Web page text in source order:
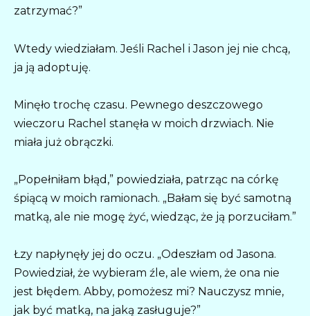
zatrzymać?”
Wtedy wiedziałam. Jeśli Rachel i Jason jej nie chcą,
ja ją adoptuję.
Minęło trochę czasu. Pewnego deszczowego
wieczoru Rachel stanęła w moich drzwiach. Nie
miała już obrączki.
„Popełniłam błąd,” powiedziała, patrząc na córkę
śpiącą w moich ramionach. „Bałam się być samotną
matką, ale nie mogę żyć, wiedząc, że ją porzuciłam.”
Łzy napłynęły jej do oczu. „Odeszłam od Jasona.
Powiedział, że wybieram źle, ale wiem, że ona nie
jest błędem. Abby, pomożesz mi? Nauczysz mnie,
jak być matką, na jaką zasługuje?”